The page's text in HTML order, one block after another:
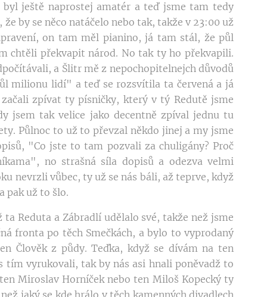
ještě naprostej amatér a teď jsme tam tedy
by se něco natáčelo nebo tak, takže v 23:00 už
on tam měl pianino, já tam stál, že půl
chtěli překvapit národ. No tak ty ho překvapili.
a Šlitr mě z nepochopitelnejch důvodů
milionu lidí" a teď se rozsvítila ta červená a já
zpívat ty písničky, který v tý Redutě jsme
jsem tak velice jako decentně zpíval jednu tu
Půlnoc to už to převzal někdo jinej a my jsme
"Co jste to tam pozvali za chuligány? Proč
no strašná síla dopisů a odezva velmi
nevrzli vůbec, ty už se nás báli, až teprve, když
pak už to šlo.
Reduta a Zábradlí udělalo své, takže než jsme
fronta po těch Smečkách, a bylo to vyprodaný
Člověk z půdy. Teďka, když se dívám na ten
vyrukovali, tak by nás asi hnali poněvadž to
Miroslav Horníček nebo ten Miloš Kopecký ty